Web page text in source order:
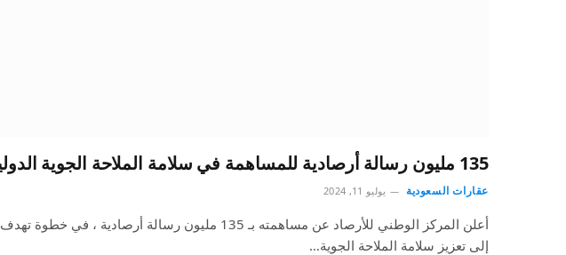
135 مليون رسالة أرصادية للمساهمة في سلامة الملاحة الجوية الدولية
عقارات السعودية يوليو 11, 2024
أعلن المركز الوطني للأرصاد عن مساهمته بـ 135 مليون رسالة أرصادية ، في خطوة تهدف
إلى تعزيز سلامة الملاحة الجوية…